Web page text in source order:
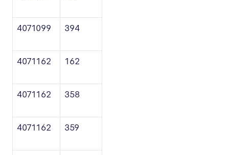
4071099 394
4071162 162
4071162 358
4071162 359